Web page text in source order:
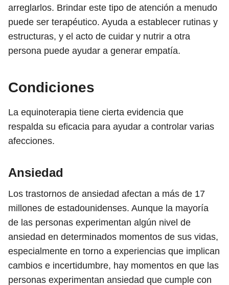
arreglarlos. Brindar este tipo de atención a menudo
puede ser terapéutico. Ayuda a establecer rutinas y
estructuras, y el acto de cuidar y nutrir a otra
persona puede ayudar a generar empatía.
Condiciones
La equinoterapia tiene cierta evidencia que
respalda su eficacia para ayudar a controlar varias
afecciones.
Ansiedad
Los trastornos de ansiedad afectan a más de 17
millones de estadounidenses. Aunque la mayoría
de las personas experimentan algún nivel de
ansiedad en determinados momentos de sus vidas,
especialmente en torno a experiencias que implican
cambios e incertidumbre, hay momentos en que las
personas experimentan ansiedad que cumple con